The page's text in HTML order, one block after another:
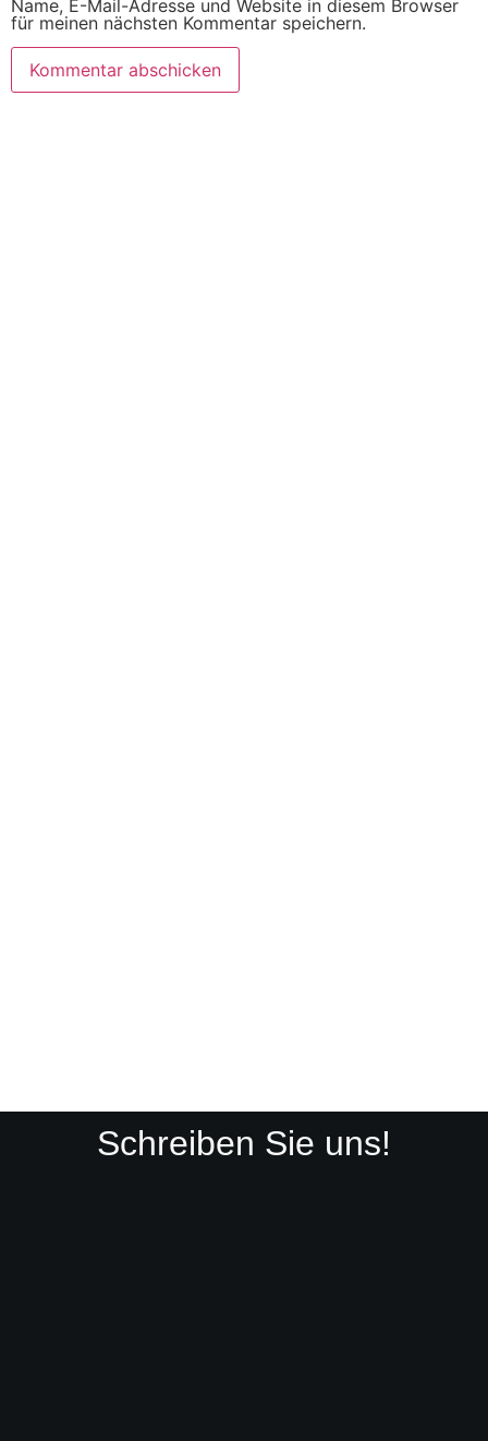
Name, E-Mail-Adresse und Website in diesem Browser
für meinen nächsten Kommentar speichern.
Schreiben Sie uns!